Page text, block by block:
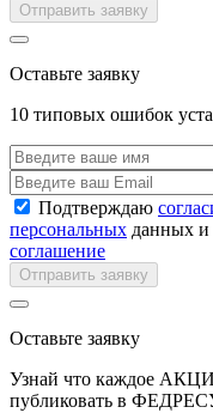
Отправить заявку
Оставьте заявку
10 типовых ошибок
Подтверждаю
персональных данных
соглашение
Отправить заявку
Оставьте заявку
Узнай что каждое
публиковать в